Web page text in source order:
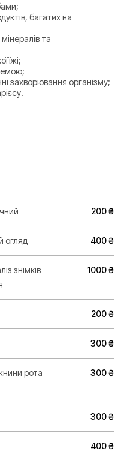
багатих на
та
їжі;
захворювання організму;
200 ₴
огляд 400 ₴
знімків
1000 ₴
200 ₴
300 ₴
рота
300 ₴
300 ₴
400 ₴